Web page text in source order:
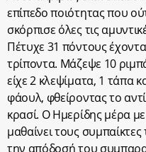
επίπεδο ποιότητας που
σκόρπισε όλες τις
Πέτυχε 31 πόντους
τρίποντα. Μάζεψε 10
είχε 2 κλεψίματα, 1 τάπα
φάουλ, φθείροντας το
κρασί. Ο Ημερίδης μέρα
μαθαίνει τους
την απόδοσή του